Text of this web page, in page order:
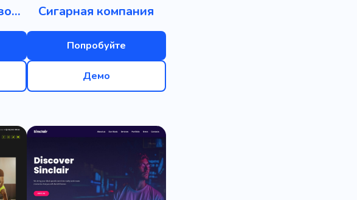
Специальное образование Сигарная компания
Попробуйте
Демо